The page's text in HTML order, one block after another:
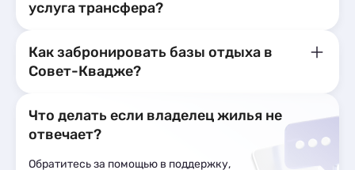
услуга трансфера?
Как забронировать базы отдыха в
Совет-Квадже?
Что делать если владелец жилья не
отвечает?
Обратитесь за помощью в поддержку,